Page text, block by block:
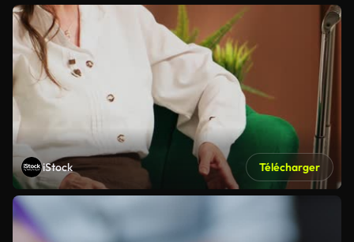
iStock Télécharger